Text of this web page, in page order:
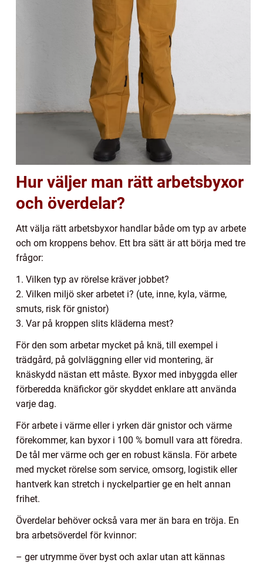
Hur väljer man rätt arbetsbyxor
och överdelar?
Att välja rätt arbetsbyxor handlar både om typ av arbete
och om kroppens behov. Ett bra sätt är att börja med tre
frågor:
1. Vilken typ av rörelse kräver jobbet?
2. Vilken miljö sker arbetet i? (ute, inne, kyla, värme,
smuts, risk för gnistor)
3. Var på kroppen slits kläderna mest?
För den som arbetar mycket på knä, till exempel i
trädgård, på golvläggning eller vid montering, är
knäskydd nästan ett måste. Byxor med inbyggda eller
förberedda knäfickor gör skyddet enklare att använda
varje dag.
För arbete i värme eller i yrken där gnistor och värme
förekommer, kan byxor i 100 % bomull vara att föredra.
De tål mer värme och ger en robust känsla. För arbete
med mycket rörelse som service, omsorg, logistik eller
hantverk kan stretch i nyckelpartier ge en helt annan
frihet.
Överdelar behöver också vara mer än bara en tröja. En
bra arbetsöverdel för kvinnor:
– ger utrymme över byst och axlar utan att kännas